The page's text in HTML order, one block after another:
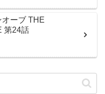
オーブ THE
第24話